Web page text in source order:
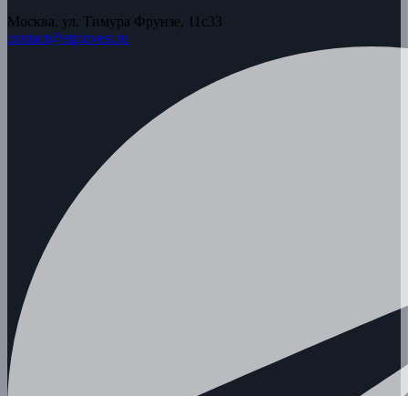
Москва, ул. Тимура Фрунзе, 11с33
contact@etpinvest.ru